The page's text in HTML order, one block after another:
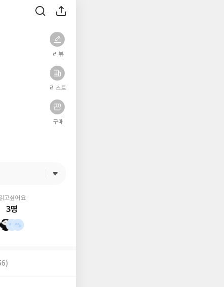
리뷰
리스트
구매
고싶어요
3명